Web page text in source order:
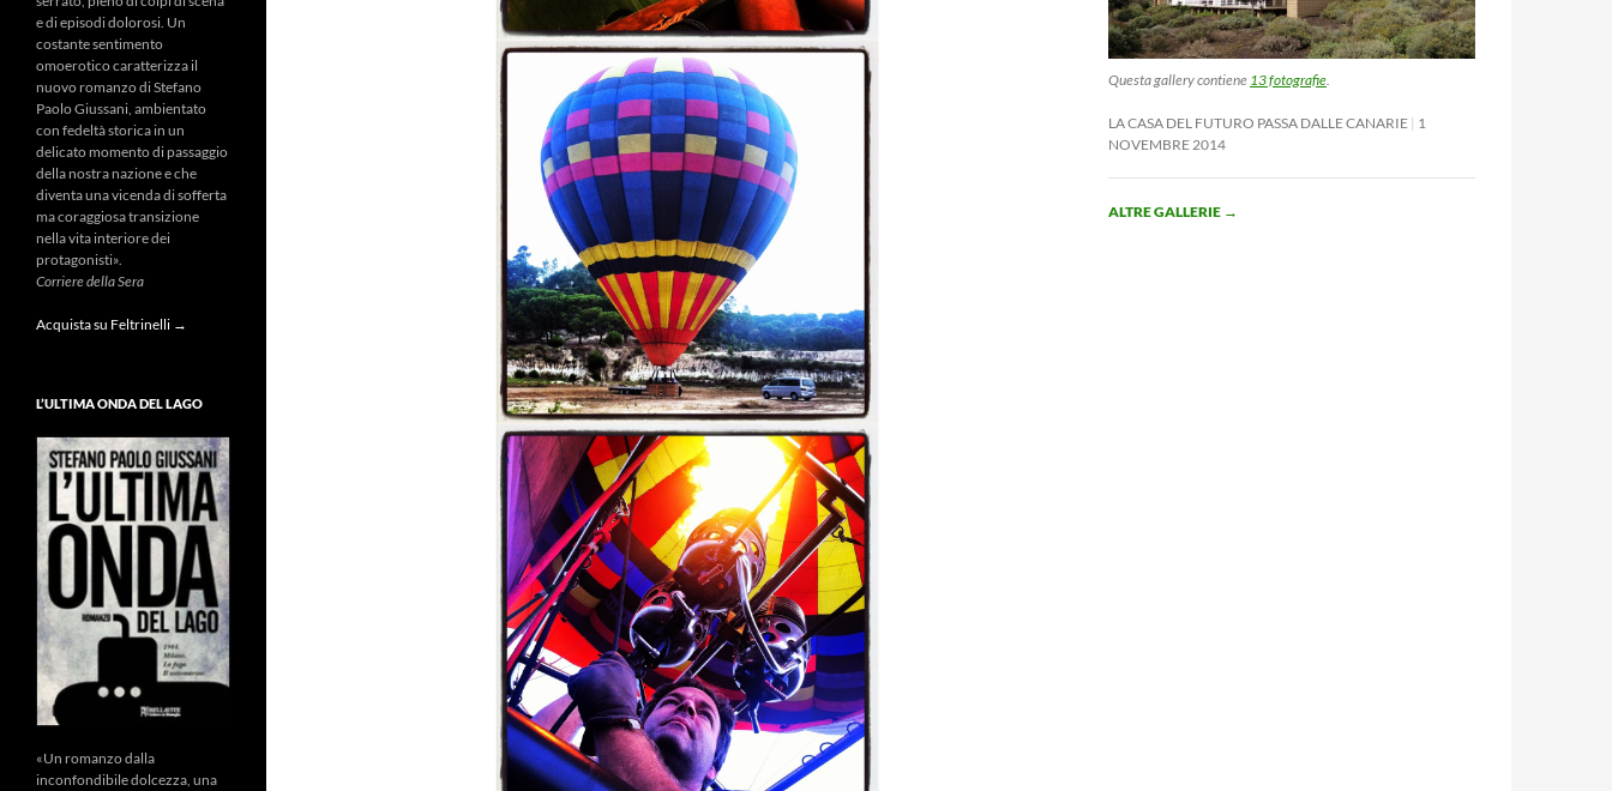
Questa gallery contiene 13 fotografie.
LA CASA DEL FUTURO PASSA DALLE CANARIE 1
NOVEMBRE 2014
ALTRE GALLERIE →
e di episodi dolorosi. Un
costante sentimento
omoerotico caratterizza il
nuovo romanzo di Stefano
Paolo Giussani, ambientato
con fedeltà storica in un
delicato momento di passaggio
della nostra nazione e che
diventa una vicenda di sofferta
ma coraggiosa transizione
nella vita interiore dei
protagonisti».
Corriere della Sera
Acquista su Feltrinelli →
L’ULTIMA ONDA DEL LAGO
«Un romanzo dalla
inconfondibile dolcezza, una